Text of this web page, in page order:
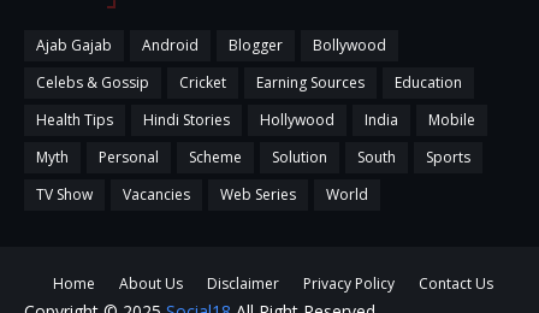
Ajab Gajab Android Blogger
Bollywood
Celebs & Gossip
Cricket Earning Sources
Education
Health Tips
Hindi Stories Hollywood India
Mobile
Myth
Personal Scheme Solution South
Sports
TV Show
Vacancies Web Series World
Home About Us Disclaimer Privacy Policy Contact Us